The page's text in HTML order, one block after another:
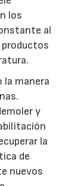
los
al
productos
manera
y
la
de
nuevos